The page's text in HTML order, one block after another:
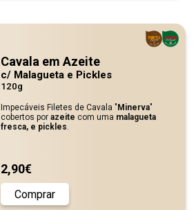
Cavala em Azeite
c/ Malagueta e Pickles
120g
Impecáveis Filetes de Cavala " Minerva"
cobertos por azeite com uma malagueta
fresca, e pickles.
2,90€
Comprar